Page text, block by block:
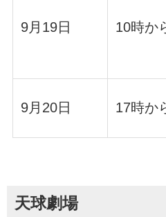
9月19日 10時か
9月20日 17時か
天球劇場